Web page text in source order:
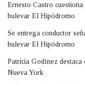
Ernesto Castro
bulevar El Hipódromo
Se entrega conductor
bulevar El Hipódromo
Patricia Godínez
Nueva York